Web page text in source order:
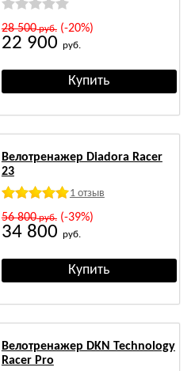
28 500руб.(-20%)
22 900 руб.
Велотренажер Diadora Racer
23
1 отзыв
56 800руб.(-39%)
34 800 руб.
Велотренажер DKN Technology
Racer Pro